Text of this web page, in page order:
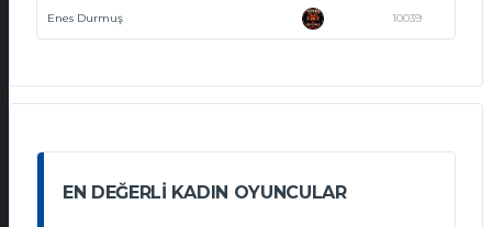
Enes Durmuş 10039
EN DEĞERLI KADIN OYUNCULAR